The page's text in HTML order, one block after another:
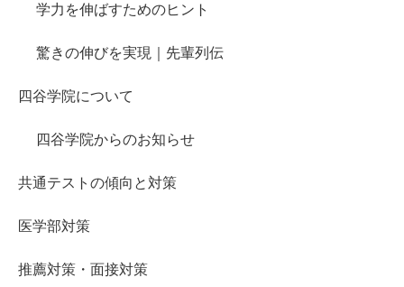
学力を伸ばすためのヒント
驚きの伸びを実現｜先輩列伝
四谷学院について
四谷学院からのお知らせ
共通テストの傾向と対策
医学部対策
推薦対策・面接対策